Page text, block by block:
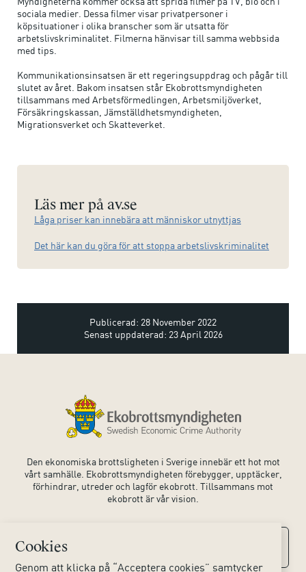
Cookies
Genom att klicka på “Acceptera cookies” samtycker
sociala medier. Dessa filmer visar privatpersoner i
köpsituationer i olika branscher som är utsatta för
arbetslivskriminalitet. Filmerna hänvisar till samma webbsida
med tips.
Kommunikationsinsatsen är ett regeringsuppdrag och pågår till
slutet av året. Bakom insatsen står Ekobrottsmyndigheten
tillsammans med Arbetsförmedlingen, Arbetsmiljöverket,
Försäkringskassan, Jämställdhetsmyndigheten,
Migrationsverket och Skatteverket.
Läs mer på av.se
Låga priser kan innebära att människor utnyttjas
Det här kan du göra för att stoppa arbetslivskriminalitet
Publicerad: 28 November 2022
Senast uppdaterad: 23 April 2026
Den ekonomiska brottsligheten i Sverige innebär ett hot mot
vårt samhälle. Ekobrottsmyndigheten förebygger, upptäcker,
förhindrar, utreder och lagför ekobrott. Tillsammans mot
ekobrott är vår vision.
Kontaktuppgifter